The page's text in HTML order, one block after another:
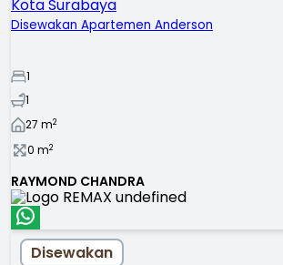
Kota Surabaya
Disewakan Apartemen Anderson
1
1
27 m2
0 m2
RAYMOND CHANDRA
Disewakan